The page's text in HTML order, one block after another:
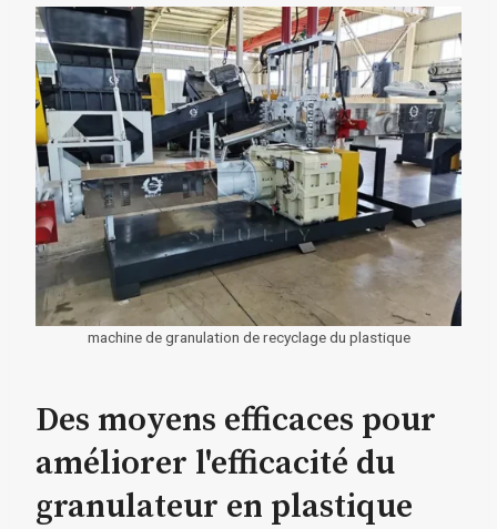
machine de granulation de recyclage du plastique
Des moyens efficaces pour
améliorer l'efficacité du
granulateur en plastique